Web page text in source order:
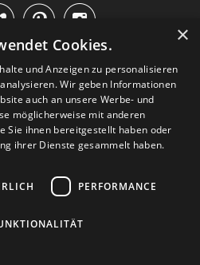

Retoure
×
Cookies.
und Anzeigen zu personalisieren
Wir geben Informationen
auch an unsere Werbe- und
möglicherweise mit anderen
Sie ihnen bereitgestellt haben oder
ihrer Dienste gesammelt haben.
PERFORMANCE